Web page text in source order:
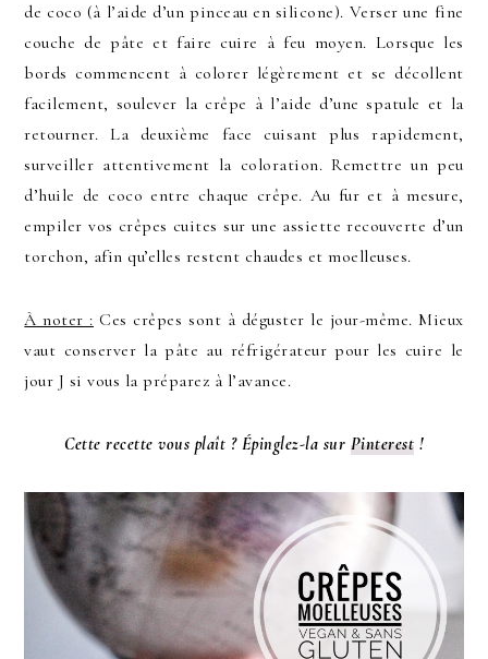
de coco (à l’aide d’un pinceau en silicone). Verser une fine
couche de pâte et faire cuire à feu moyen. Lorsque les
bords commencent à colorer légèrement et se décollent
facilement, soulever la crêpe à l’aide d’une spatule et la
retourner. La deuxième face cuisant plus rapidement,
surveiller attentivement la coloration. Remettre un peu
d’huile de coco entre chaque crêpe. Au fur et à mesure,
empiler vos crêpes cuites sur une assiette recouverte d’un
torchon, afin qu’elles restent chaudes et moelleuses.
À noter : Ces crêpes sont à déguster le jour-même. Mieux
vaut conserver la pâte au réfrigérateur pour les cuire le
jour J si vous la préparez à l’avance.
Cette recette vous plaît ? Épinglez-la sur Pinterest !